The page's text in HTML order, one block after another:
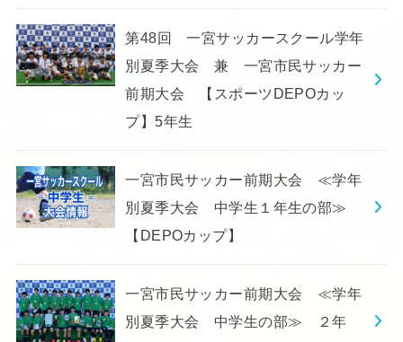
第48回 一宮サッカースクール学年
別夏季大会 兼 一宮市民サッカー
前期大会 【スポーツDEPOカッ
プ】5年生
一宮市民サッカー前期大会 ≪学年
別夏季大会 中学生１年生の部≫
【DEPOカップ】
一宮市民サッカー前期大会 ≪学年
別夏季大会 中学生の部≫ ２年